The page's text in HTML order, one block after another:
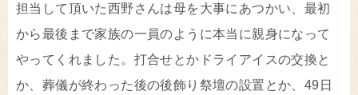
担当して頂いた西野さんは母を大事にあつかい、最初
から最後まで家族の一員のように本当に親身になって
やってくれました。打合せとかドライアイスの交換と
か、葬儀が終わった後の後飾り祭壇の設置とか、49日